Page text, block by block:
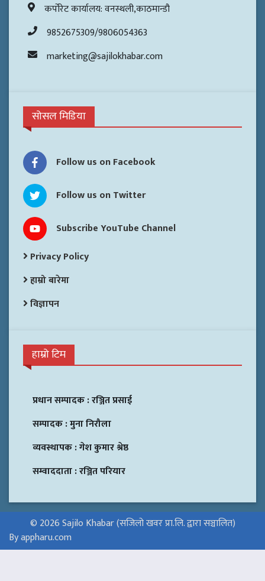
कर्पोरेट कार्यालय: वनस्थली,काठमान्डौ
9852675309/9806054363
marketing@sajilokhabar.com
सोसल मिडिया
Follow us on Facebook
Follow us on Twitter
Subscribe YouTube Channel
Privacy Policy
हाम्रो बारेमा
विज्ञापन
हाम्रो टिम
प्रधान सम्पादक :रञ्जित प्रसाई
सम्पादक :मुना निरौला
व्यवस्थापक :गेश कुमार श्रेष्ठ
सम्वाददाता :रञ्जित परियार
© 2026 Sajilo Khabar (सजिलो खवर प्रा.लि. द्वारा सञ्चालित)
By appharu.com